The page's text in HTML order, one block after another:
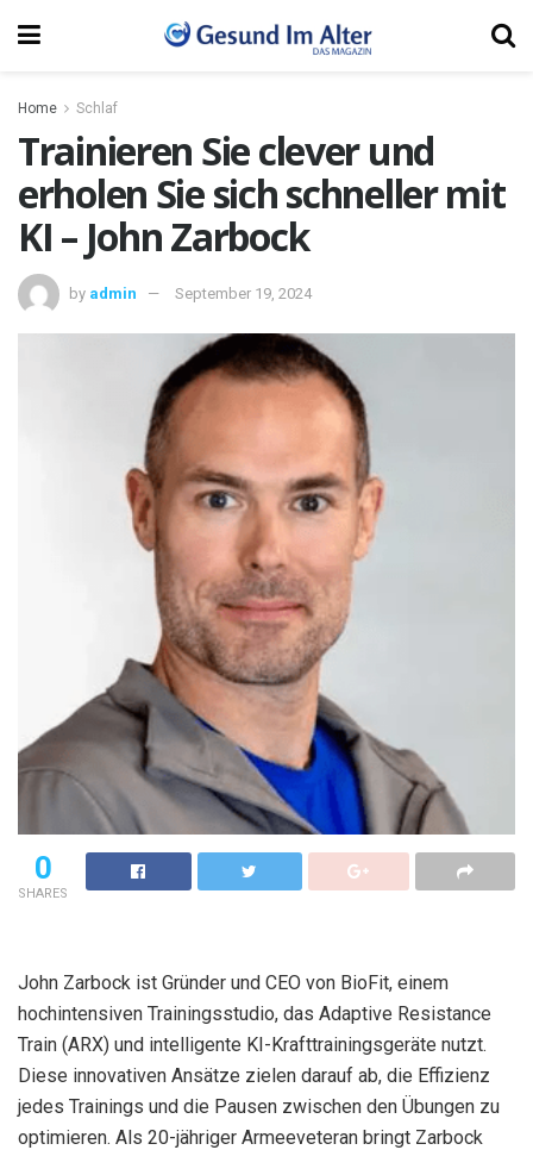
Home Schlaf
Trainieren Sie clever und
erholen Sie sich schneller mit
KI – John Zarbock
by admin September 19, 2024
0
SHARES
John Zarbock ist Gründer und CEO von BioFit, einem
hochintensiven Trainingsstudio, das Adaptive Resistance
Train (ARX) und intelligente KI-Krafttrainingsgeräte nutzt.
Diese innovativen Ansätze zielen darauf ab, die Effizienz
jedes Trainings und die Pausen zwischen den Übungen zu
optimieren. Als 20-jähriger Armeeveteran bringt Zarbock